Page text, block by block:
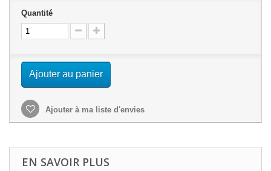
Quantité
Ajouter au panier
Ajouter à ma liste d'envies
EN SAVOIR PLUS